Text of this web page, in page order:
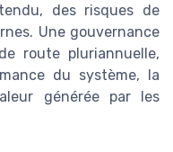
des risques de
Une gouvernance
route pluriannuelle,
du système, la
générée par les